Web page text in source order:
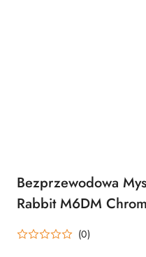
Bezprzewodowa
Rabbit M6DM
(0)